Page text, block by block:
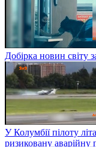
Добірка новин світу
У Колумбії пілоту
ризиковану аварійну